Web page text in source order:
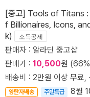
[중고] Tools of Titans
f Billionaires, Icons,
k)
소득공제
판매자 : 알라딘 중고샵
판매가 : 10,500원
배송비 : 2만원 이상 무료,
양탄자배송 주말특급 8월